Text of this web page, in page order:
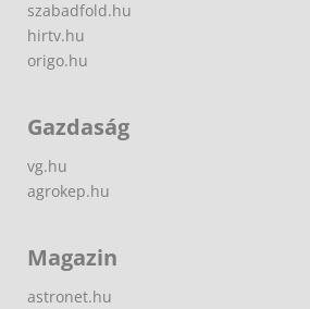
szabadfold.hu
hirtv.hu
origo.hu
Gazdaság
vg.hu
agrokep.hu
Magazin
astronet.hu